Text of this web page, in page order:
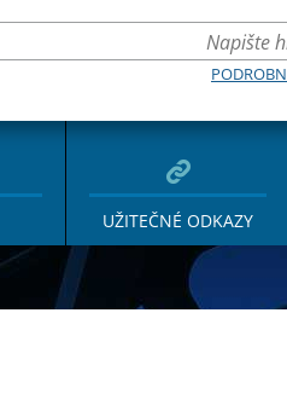
UŽITEČNÉ ODKAZY